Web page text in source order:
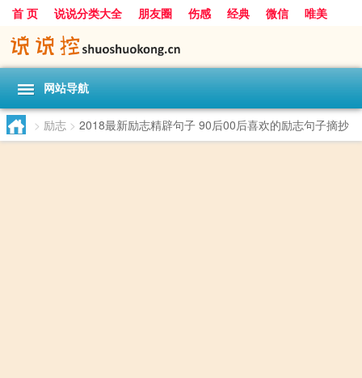
首 页 说说分类大全 朋友圈 伤感 经典 微信
唯美
励志
爱情 搞笑
网站导航
> 励志 > 2018最新励志精辟句子 90后00后喜欢的励志句子摘抄